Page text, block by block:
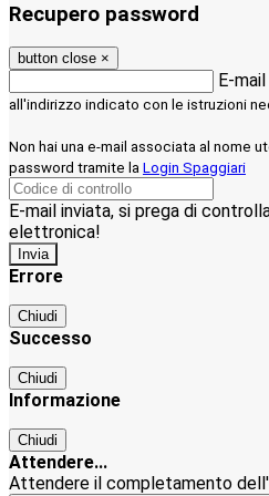
Recupero password
button close ×
E-mail
all'indirizzo indicato con le istruzioni
Non hai una e-mail associata al nome
password tramite la Login Spaggiari
E-mail inviata, si prega di
elettronica!
Errore
Chiudi
Successo
Chiudi
Informazione
Chiudi
Attendere...
Attendere il completamento